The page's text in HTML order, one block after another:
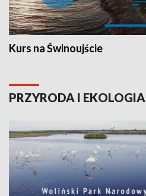
Kurs na Świnoujście
PRZYRODA I EKOLOGIA